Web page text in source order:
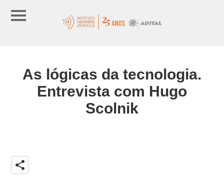
As lógicas da tecnologia.
Entrevista com Hugo
Scolnik
share